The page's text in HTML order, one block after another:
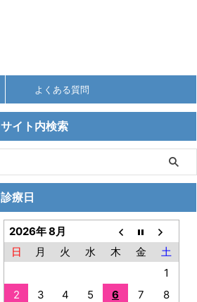
よくある質問
サイト内検索
診療日
2026年 8月
日
月 火 水 木 金
土
1
2
3 4 5 6 7
8